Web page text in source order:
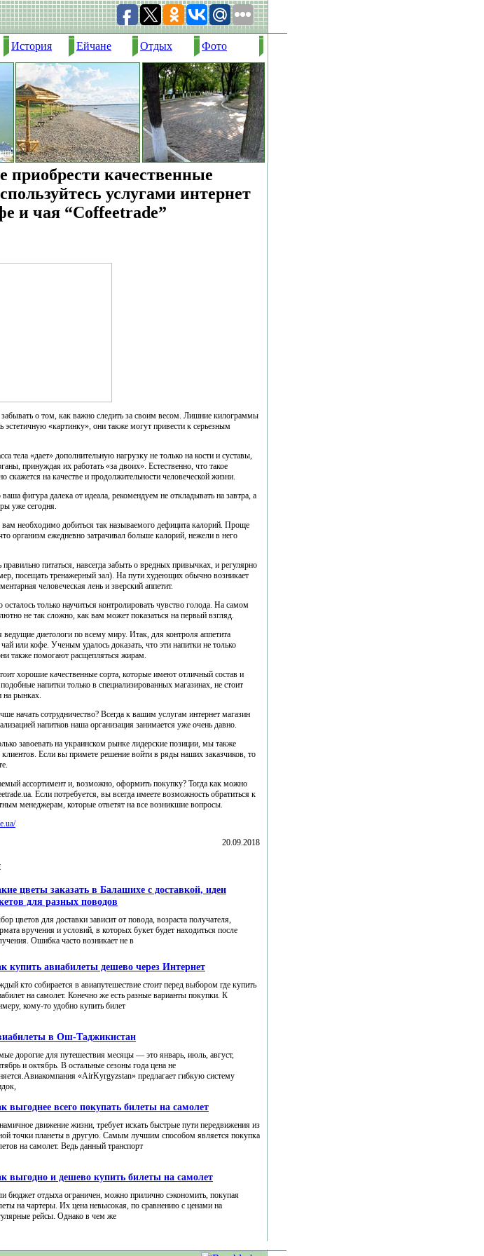
История Ейчане Отдых Фото
приобрести качественные
услугами интернет
и чая “Coffeetrade”
о том, как важно следить за своим весом. Лишние килограммы
эстетичную «картинку», они также могут привести к серьезным
тела «дает» дополнительную нагрузку не только на кости и суставы,
принуждая их работать «за двоих». Естественно, что такое
скажется на качестве и продолжительности человеческой жизни.
фигура далека от идеала, рекомендуем не откладывать на завтра, а
уже сегодня.
вам необходимо добиться так называемого дефицита калорий. Проще
организм ежедневно затрачивал больше калорий, нежели в него
питаться, навсегда забыть о вредных привычках, и регулярно
посещать тренажерный зал). На пути худеющих обычно возникает
человеческая лень и зверский аппетит.
осталось только научиться контролировать чувство голода. На самом
не так сложно, как вам может показаться на первый взгляд.
диетологи по всему миру. Итак, для контроля аппетита
или кофе. Ученым удалось доказать, что эти напитки не только
также помогают расщепляться жирам.
хорошие качественные сорта, которые имеют отличный состав и
напитки только в специализированных магазинах, не стоит
на рынках.
начать сотрудничество? Всегда к вашим услугам интернет магазин
напитков наша организация занимается уже очень давно.
завоевать на украинском рынке лидерские позиции, мы также
Если вы примете решение войти в ряды наших заказчиков, то
ассортимент и, возможно, оформить покупку? Тогда как можно
Если потребуется, вы всегда имеете возможность обратиться к
менеджерам, которые ответят на все возникшие вопросы.
20.09.2018
цветы заказать в Балашихе с доставкой, идеи
для разных поводов
цветов для доставки зависит от повода, возраста получателя,
вручения и условий, в которых букет будет находиться после
Ошибка часто возникает не в
купить авиабилеты дешево через Интернет
кто собирается в авиапутешествие стоит перед выбором где купить
на самолет. Конечно же есть разные варианты покупки. К
кому-то удобно купить билет
в Ош-Таджикистан
дорогие для путешествия месяцы — это январь, июль, август,
и октябрь. В остальные сезоны года цена не
«AirKyrgyzstan» предлагает гибкую систему
выгоднее всего покупать билеты на самолет
движение жизни, требует искать быстрые пути передвижения из
точки планеты в другую. Самым лучшим способом является покупка
на самолет. Ведь данный транспорт
выгодно и дешево купить билеты на самолет
бюджет отдыха ограничен, можно прилично сэкономить, покупая
на чартеры. Их цена невысокая, по сравнению с ценами на
рейсы. Однако в чем же